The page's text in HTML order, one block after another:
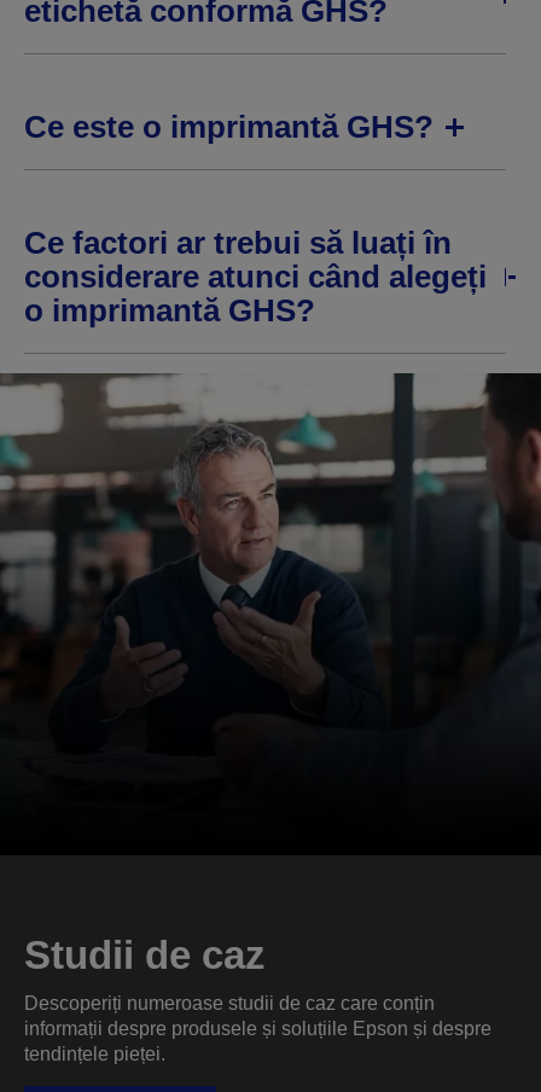
etichetă conformă GHS?
Ce este o imprimantă GHS?
Ce factori ar trebui să luați în
considerare atunci când alegeți
o imprimantă GHS?
Studii de caz
Descoperiți numeroase studii de caz care conțin
informații despre produsele și soluțiile Epson și despre
tendințele pieței.